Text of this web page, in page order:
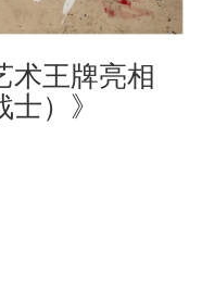
术王牌亮相
）》